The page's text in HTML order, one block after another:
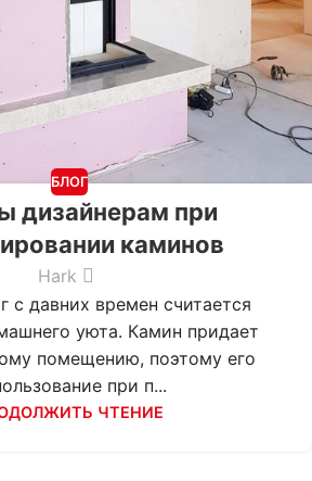
БЛОГ
дизайнерам при
каминов
Hark
с давних времен считается
уюта. Камин придает
помещению, поэтому его
при п...
ЧТЕНИЕ